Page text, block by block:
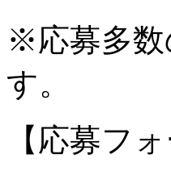
※応募多数
す。
【応募フ